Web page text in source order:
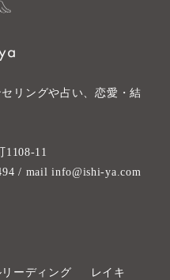
リングや占い、恋愛・結
1108-11
/ mail info@ishi-ya.com
ーディング
レイキ